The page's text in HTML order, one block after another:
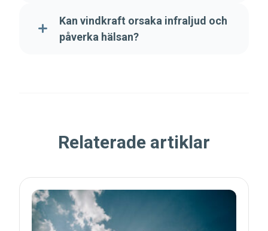
Kan vindkraft orsaka infraljud och
påverka hälsan?
Relaterade artiklar